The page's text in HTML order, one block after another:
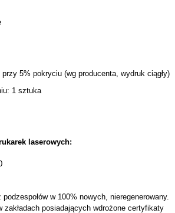
5% pokryciu (wg producenta, wydruk ciągły)
1 sztuka
laserowych:
w 100% nowych, nieregenerowany.
zakładach posiadających wdrożone certyfikaty